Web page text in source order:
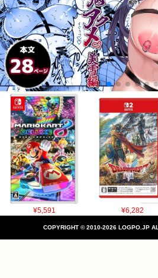
¥5,591 ¥6,282
COPYRIGHT © 2010-2026 LOGPO.JP